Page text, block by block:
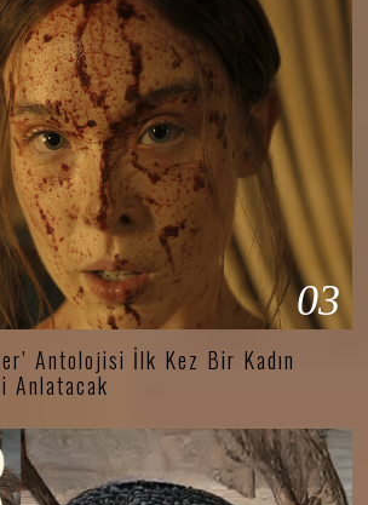
03
Antolojisi İlk Kez Bir Kadın
Anlatacak